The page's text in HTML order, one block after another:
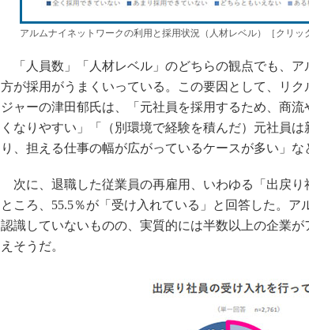
アルムナイネットワークの利用と採用状況（人材レベル）［クリッ
「人員数」「人材レベル」のどちらの観点でも、ア
方が採用がうまくいっている。この要因として、リ
ジャーの津田郁氏は、「元社員を採用するため、商
くなりやすい」「（別環境で経験を積んだ）元社員
り、担える仕事の幅が広がっているケースが多い」な
次に、退職した従業員の再雇用、いわゆる「出戻り
ところ、55.5％が「受け入れている」と回答した。ア
認識していないものの、実質的には半数以上の企業
えそうだ。